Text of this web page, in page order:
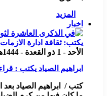
المزيد
اخبار
الأحد - 1 ذو القعدة - 1444هـ / 21 مايو - 2023م / 3:46 مساءً
ابراهيم الصياد يكتب :
كتب / ابراهيم الصياد بعد